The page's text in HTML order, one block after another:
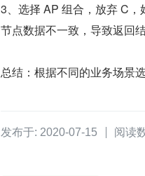
3、选择 AP 组合，放弃 C
节点数据不一致，导致返回
总结：根据不同的业务场景
发布于: 2020-07-15 阅读